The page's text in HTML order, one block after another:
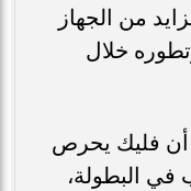
متزايد من الجهاز
خلال
أن فليك يحرص
البطولة،